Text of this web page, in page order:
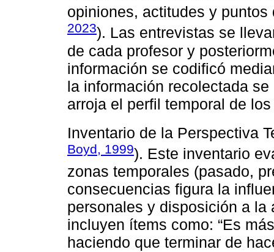
opiniones, actitudes y
2023). Las entrevistas se
de cada profesor y
información se codificó
la información recolectada
arroja el perfil temporal de
Inventario de la Perspectiva
Boyd, 1999). Este inventario
zonas temporales (pasado,
consecuencias figura la
personales y disposición a
incluyen ítems como: “Es
haciendo que terminar de